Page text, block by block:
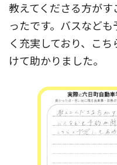
教えてくださる方が
ったです。バスなど
く充実しており、こ
けて助かりました。